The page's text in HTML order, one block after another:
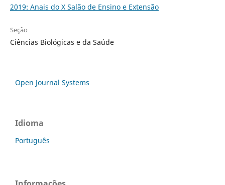
2019: Anais do X Salão de Ensino e Extensão
Seção
Ciências Biológicas e da Saúde
Open Journal Systems
Idioma
Português